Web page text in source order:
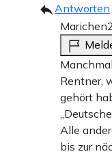
Antworten
Marichen
Rentner,
gehört
Alle
bis zur